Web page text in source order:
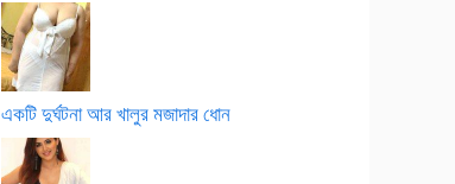
একটি দুর্ঘটনা আর খালুর মজাদার ধোন